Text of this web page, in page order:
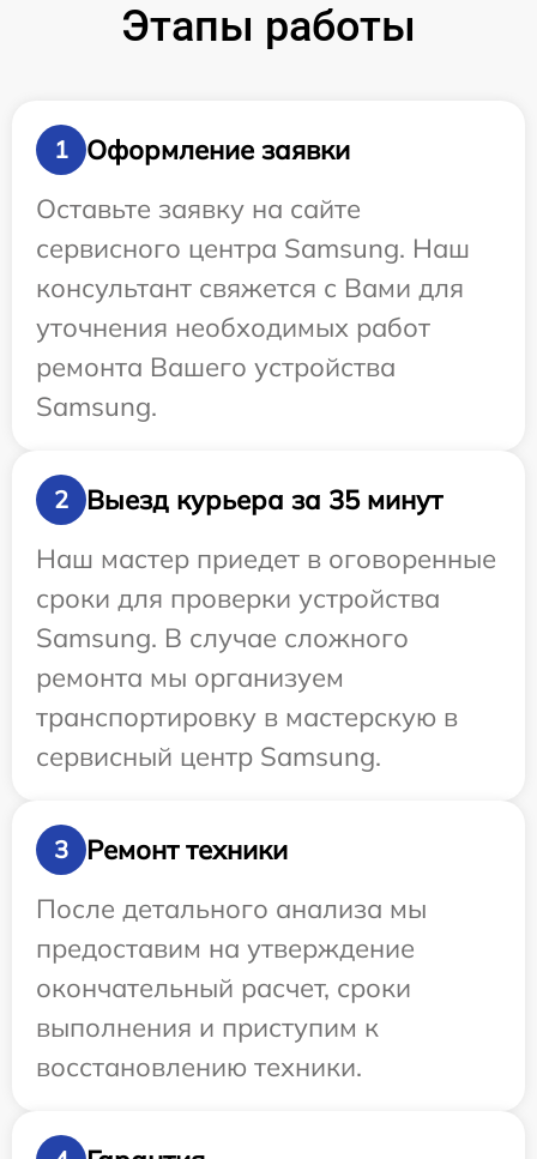
Этапы работы
1
Оформление заявки
Оставьте заявку на сайте
сервисного центра Samsung. Наш
консультант свяжется с Вами для
уточнения необходимых работ
ремонта Вашего устройства
Samsung.
2
Выезд курьера за 35 минут
Наш мастер приедет в оговоренные
сроки для проверки устройства
Samsung. В случае сложного
ремонта мы организуем
транспортировку в мастерскую в
сервисный центр Samsung.
3
Ремонт техники
После детального анализа мы
предоставим на утверждение
окончательный расчет, сроки
выполнения и приступим к
восстановлению техники.